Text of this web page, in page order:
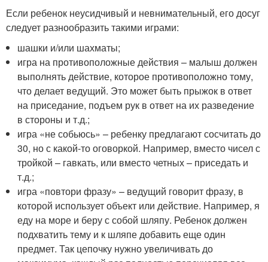
Если ребенок неусидчивый и невнимательный, его досуг
следует разнообразить такими играми:
шашки и/или шахматы;
игра на противоположные действия – малыш должен
выполнять действие, которое противоположно тому,
что делает ведущий. Это может быть прыжок в ответ
на приседание, подъем рук в ответ на их разведение
в стороны и т.д.;
игра «не собьюсь» – ребенку предлагают сосчитать до
30, но с какой-то оговоркой. Например, вместо чисел с
тройкой – гавкать, или вместо четных – приседать и
т.д.;
игра «повтори фразу» – ведущий говорит фразу, в
которой использует объект или действие. Например, я
еду на море и беру с собой шляпу. Ребенок должен
подхватить тему и к шляпе добавить еще один
предмет. Так цепочку нужно увеличивать до